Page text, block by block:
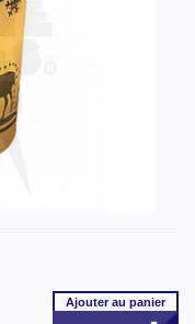
Ajouterau panier